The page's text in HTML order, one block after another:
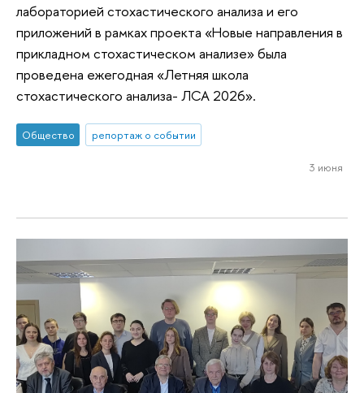
лабораторией стохастического анализа и его
приложений в рамках проекта «Новые направления в
прикладном стохастическом анализе» была
проведена ежегодная «Летняя школа
стохастического анализа- ЛСА 2026».
Общество репортаж о событии
3 июня